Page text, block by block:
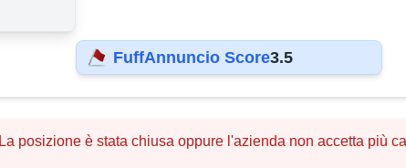
FuffAnnuncio Score3.5
La posizione è stata chiusa oppure l'azienda non accetta più